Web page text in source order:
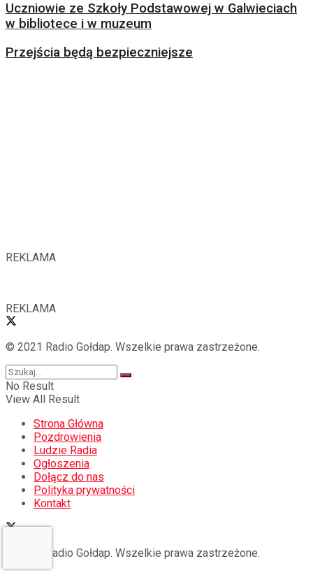
Uczniowie ze Szkoły Podstawowej w Galwieciach
w bibliotece i w muzeum
Przejścia będą bezpieczniejsze
REKLAMA
REKLAMA
© 2021 Radio Gołdap. Wszelkie prawa zastrzeżone.
No Result
View All Result
Strona Główna
Pozdrowienia
Ludzie Radia
Ogłoszenia
Dołącz do nas
Polityka prywatności
Kontakt
© 2021 Radio Gołdap. Wszelkie prawa zastrzeżone.